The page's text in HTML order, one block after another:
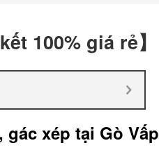
100% giá rẻ】
xép tại Gò Vấp